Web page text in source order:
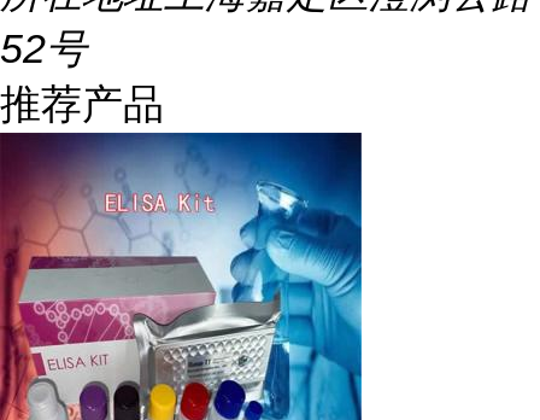
52号
推荐产品